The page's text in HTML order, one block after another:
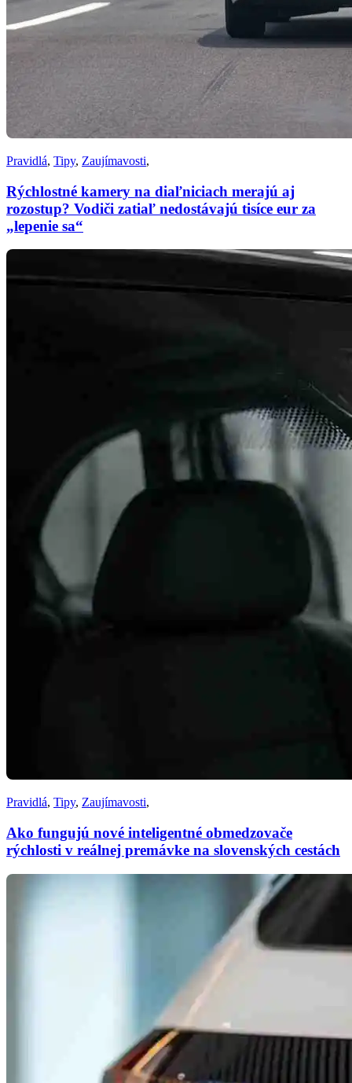
Pravidlá, Tipy, Zaujímavosti,
Rýchlostné kamery na diaľniciach merajú aj
rozostup? Vodiči zatiaľ nedostávajú tisíce eur za
„lepenie sa“
Pravidlá, Tipy, Zaujímavosti,
Ako fungujú nové inteligentné obmedzovače
rýchlosti v reálnej premávke na slovenských cestách